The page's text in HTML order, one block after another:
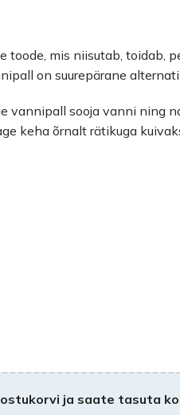
toode, mis niisutab, toidab,
on suurepärane
vannipall sooja vanni ning
keha õrnalt rätikuga
ostukorvi ja saate tasuta